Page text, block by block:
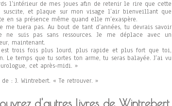
l’intérieur de mes joues afin de retenir le rire que cette
suscite, et plaque sur mon visage l’air bienveillant que
en sa présence même quand elle m’exaspère.
me tuera pas. Au bout de tant d’années, tu devrais savoir
ne suis pas sans ressources. Je me déplace avec un
maintenant.
trois fois plus lourd, plus rapide et plus fort que toi,
Le temps que tu sortes ton arme, tu seras balayée. J’ai vu
cet après-midi. »
de : J. Wintrebert. « Te retrouver. »
d'autres livres de Wintrebert